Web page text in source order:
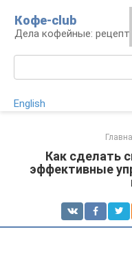
контенту
Кофе-club
Дела кофейные:
English
Как сделать
эффективные